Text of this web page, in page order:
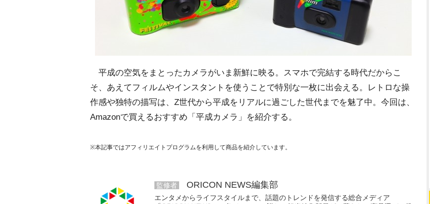
平成の空気をまとったカメラがいま新鮮に映る。スマホで完結する時代だからこ
そ、あえてフィルムやインスタントを使うことで特別な一枚に出会える。レトロな操
作感や独特の描写は、Z世代から平成をリアルに過ごした世代までを魅了中。今回は、
Amazonで買えるおすすめ「平成カメラ」を紹介する。
※本記事ではアフィリエイトプログラムを利用して商品を紹介しています。
監修者 ORICON NEWS編集部
エンタメからライフスタイルまで、話題のトレンドを発信する総合メディア